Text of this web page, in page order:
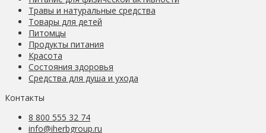
Травы и натуральные средства
Товары для детей
Питомцы
Продукты питания
Красота
Состояния здоровья
Средства для душа и ухода
Контакты
8 800 555 32 74
info@iherbgroup.ru